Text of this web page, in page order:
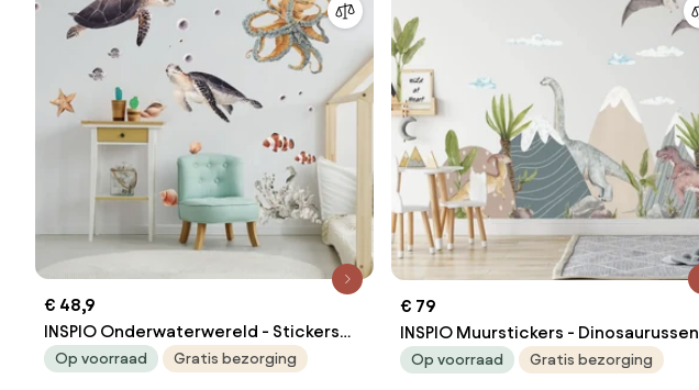
€ 48,9
INSPIO Onderwaterwereld - Stickers
voor een kinderkamer
Op voorraad Gratis bezorging
€ 79
INSPIO Muurstickers - Dinosaurussen
Op voorraad Gratis bezorging